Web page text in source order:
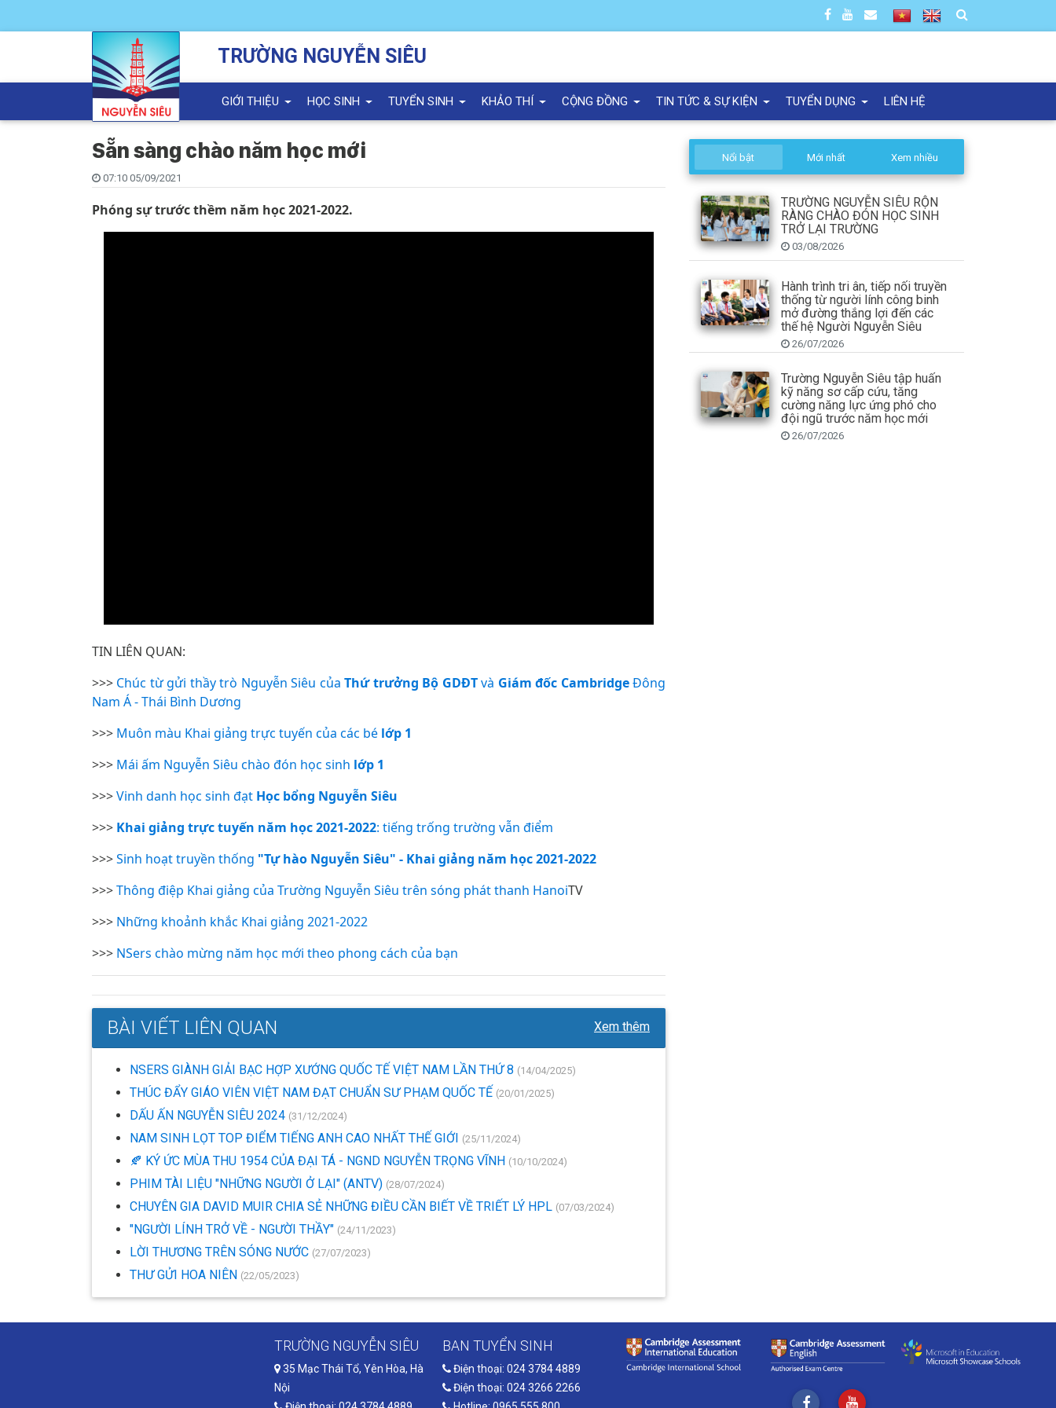
TRƯỜNG NGUYỄN SIÊU
GIỚI THIỆU HỌC SINH TUYỂN SINH KHẢO THÍ CỘNG ĐỒNG TIN TỨC & SỰ KIỆN TUYỂN DỤNG LIÊN HỆ
Sẵn sàng chào năm học mới
07:10 05/09/2021
Phóng sự trước thềm năm học 2021-2022.
TIN LIÊN QUAN:
>>> Chúc từ gửi thầy trò Nguyễn Siêu củaThứ trưởng Bộ GDĐTvà Giám đốc CambridgeĐông
Nam Á - Thái Bình Dương
>>> Muôn màu Khai giảng trực tuyến của các bé lớp 1
>>> Mái ấm Nguyễn Siêu chào đón học sinh lớp 1
>>>Vinh danh học sinh đạt Học bổng Nguyễn Siêu
>>> Khai giảng trực tuyến năm học 2021-2022: tiếng trống trường vẫn điểm
>>>Sinh hoạt truyền thống "Tự hào Nguyễn Siêu" - Khai giảng năm học 2021-2022
>>>Thông điệp Khai giảng của Trường Nguyễn Siêu trên sóng phát thanh HanoiTV
>>> Những khoảnh khắc Khai giảng 2021-2022
>>> NSers chào mừng năm học mới theo phong cách của bạn
BÀI VIẾT LIÊN QUAN Xem thêm
NSERS GIÀNH GIẢI BẠC HỢP XƯỚNG QUỐC TẾ VIỆT NAM LẦN THỨ 8 (14/04/2025)
THÚC ĐẨY GIÁO VIÊN VIỆT NAM ĐẠT CHUẨN SƯ PHẠM QUỐC TẾ (20/01/2025)
DẤU ẤN NGUYỄN SIÊU 2024 (31/12/2024)
NAM SINH LỌT TOP ĐIỂM TIẾNG ANH CAO NHẤT THẾ GIỚI (25/11/2024)
🍂 KÝ ỨC MÙA THU 1954 CỦA ĐẠI TÁ - NGND NGUYỄN TRỌNG VĨNH (10/10/2024)
PHIM TÀI LIỆU "NHỮNG NGƯỜI Ở LẠI" (ANTV) (28/07/2024)
CHUYÊN GIA DAVID MUIR CHIA SẺ NHỮNG ĐIỀU CẦN BIẾT VỀ TRIẾT LÝ HPL (07/03/2024)
"NGƯỜI LÍNH TRỞ VỀ - NGƯỜI THẦY" (24/11/2023)
LỜI THƯƠNG TRÊN SÓNG NƯỚC (27/07/2023)
THƯ GỬI HOA NIÊN (22/05/2023)
Nổi bật Mới nhất Xem nhiều
TRƯỜNG NGUYỄN SIÊU RỘN
RÀNG CHÀO ĐÓN HỌC SINH
TRỞ LẠI TRƯỜNG
03/08/2026
Hành trình tri ân, tiếp nối truyền
thống từ người lính công binh
mở đường thắng lợi đến các
thế hệ Người Nguyễn Siêu
26/07/2026
Trường Nguyễn Siêu tập huấn
kỹ năng sơ cấp cứu, tăng
cường năng lực ứng phó cho
đội ngũ trước năm học mới
26/07/2026
TRƯỜNG NGUYỄN SIÊU
35 Mạc Thái Tổ, Yên Hòa, Hà
Nội
BAN TUYỂN SINH
Điện thoại: 024 3784 4889
Điện thoại: 024 3266 2266